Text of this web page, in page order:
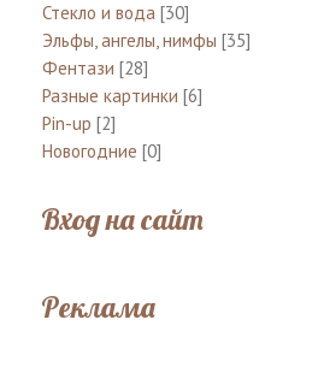
Стекло и вода [30]
Эльфы, ангелы, нимфы [35]
Фентази [28]
Разные картинки [6]
Pin-up [2]
Новогодние [0]
Вход на сайт
Реклама